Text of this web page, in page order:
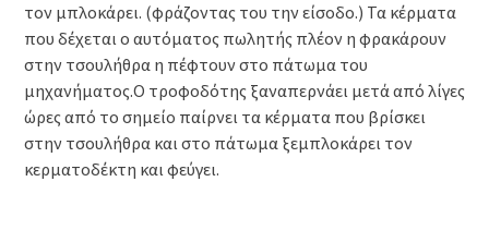
τον μπλοκάρει. (φράζοντας του την είσοδο.) Τα κέρματα
που δέχεται ο αυτόματος πωλητής πλέον η φρακάρουν
στην τσουλήθρα η πέφτουν στο πάτωμα του
μηχανήματος.Ο τροφοδότης ξαναπερνάει μετά από λίγες
ώρες από το σημείο παίρνει τα κέρματα που βρίσκει
στην τσουλήθρα και στο πάτωμα ξεμπλοκάρει τον
κερματοδέκτη και φεύγει.